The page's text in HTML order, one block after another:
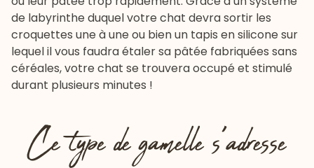
de labyrinthe duquel votre chat devra sortir les
croquettes une à une ou bien un tapis en silicone sur
lequel il vous faudra étaler sa pâtée fabriquées sans
céréales, votre chat se trouvera occupé et stimulé
durant plusieurs minutes !
Ce type de gamelle s’adresse